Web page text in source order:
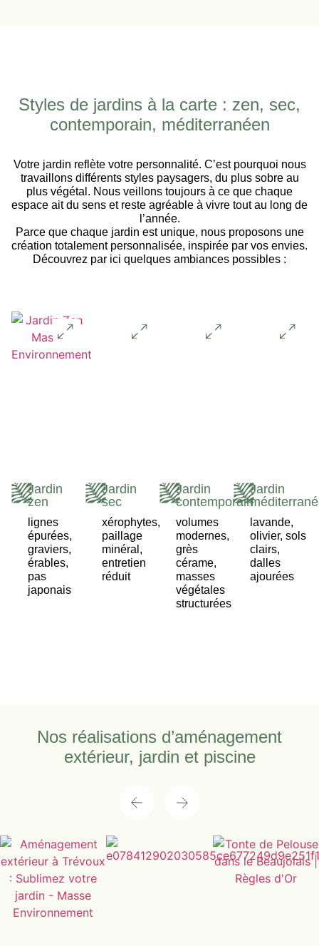
Styles de jardins à la carte : zen, sec,
contemporain, méditerranéen
Votre jardin reflète votre personnalité. C’est pourquoi nous
travaillons différents styles paysagers, du plus sobre au
plus végétal. Nous veillons toujours à ce que chaque
espace ait du sens et reste agréable à vivre tout au long de
l’année.
Parce que chaque jardin est unique, nous proposons une
création totalement personnalisée, inspirée par vos envies.
Découvrez par ici quelques ambiances possibles :
Jardin
zen
lignes
épurées,
graviers,
érables,
pas
japonais
Jardin
sec
xérophytes,
paillage
minéral,
entretien
réduit
Jardin
contemporain
volumes
modernes,
grès
cérame,
masses
végétales
structurées
Jardin
lavande,
olivier, sols
clairs,
dalles
ajourées
Nos réalisations d’aménagement
extérieur, jardin et piscine